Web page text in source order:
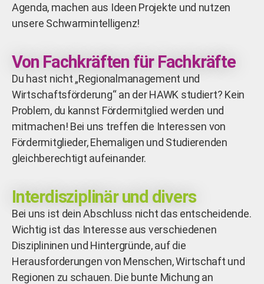
Agenda, machen aus Ideen Projekte und nutzen
unsere Schwarmintelligenz!
Von Fachkräften für Fachkräfte
Du hast nicht „Regionalmanagement und
Wirtschaftsförderung“ an der HAWK studiert? Kein
Problem, du kannst Fördermitglied werden und
mitmachen! Bei uns treffen die Interessen von
Fördermitglieder, Ehemaligen und Studierenden
gleichberechtigt aufeinander.
Interdisziplinär und divers
Bei uns ist dein Abschluss nicht das entscheidende.
Wichtig ist das Interesse aus verschiedenen
Disziplininen und Hintergründe, auf die
Herausforderungen von Menschen, Wirtschaft und
Regionen zu schauen. Die bunte Michung an